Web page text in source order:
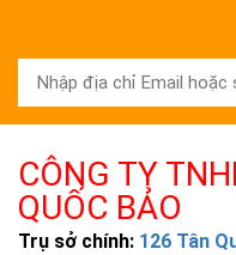
CÔNG TY
QUỐC BẢO
Trụ sở chính: 126 Tân